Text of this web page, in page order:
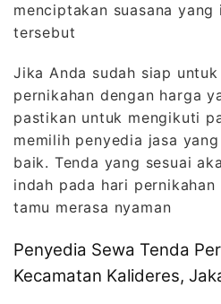
menciptakan suasana
tersebut
Jika Anda sudah siap
pernikahan dengan harga
pastikan untuk mengikuti
memilih penyedia jasa
baik. Tenda yang sesuai
indah pada hari pernikahan
tamu merasa nyaman
Penyedia Sewa Tenda
Kecamatan Kalideres,